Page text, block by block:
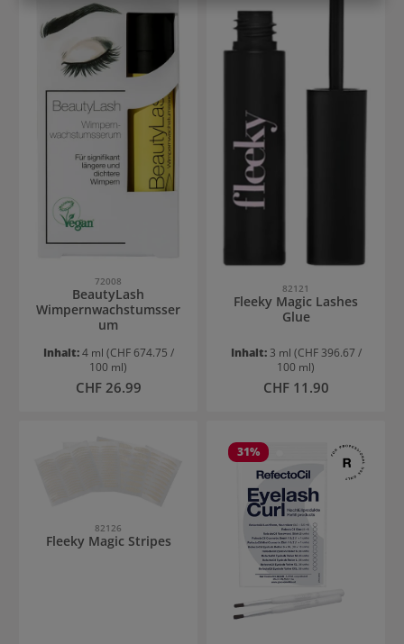
72008
BeautyLash
Wimpernwachstumsser
um
Inhalt:4 ml (CHF 674.75 /
100 ml)
Regulärer Preis:
CHF 26.99
82121
Fleeky Magic Lashes
Glue
Inhalt: 3 ml (CHF 396.67 /
100 ml)
Regulärer Preis:
CHF 11.90
82126
Fleeky Magic Stripes
31%